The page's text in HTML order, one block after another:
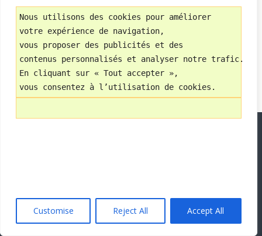
Nous utilisons des cookies pour améliorer
votre expérience de navigation,
vous proposer des publicités et des
contenus personnalisés et analyser notre trafic.
En cliquant sur « Tout accepter »,
vous consentez à l’utilisation de cookies.
Customise Reject All Accept All
Retour au début
Mobile Bureau
Avec
WPtouch Mobile Suite for WordPress